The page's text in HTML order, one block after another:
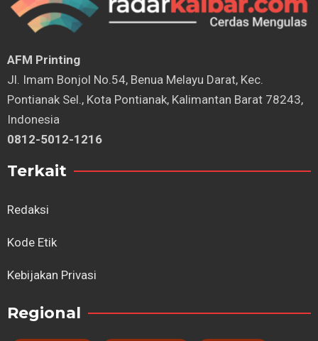
AFM Printing
⁠Jl. Imam Bonjol No.54, Benua Melayu Darat, Kec.
Pontianak Sel., Kota Pontianak, Kalimantan Barat 78243,
Indonesia
0812-5012-1216
Terkait
Redaksi
Kode Etik
Kebijakan Privasi
Regional